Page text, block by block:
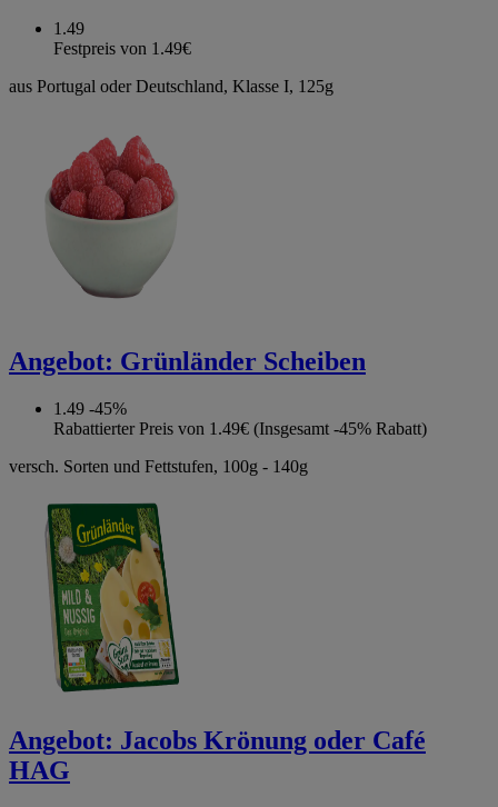
1.49
Festpreis von 1.49€
aus Portugal oder Deutschland, Klasse I, 125g
Angebot: Grünländer Scheiben
1.49 -45%
Rabattierter Preis von 1.49€ (Insgesamt -45% Rabatt)
versch. Sorten und Fettstufen, 100g - 140g
Angebot: Jacobs Krönung oder Café
HAG